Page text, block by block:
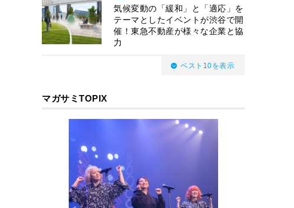
気候変動の「緩和」と「適応」を
テーマとしたイベントが渋谷で開
催！東急不動産が様々な企業と協
力
ベスト10を表示
マガサミTOPIX